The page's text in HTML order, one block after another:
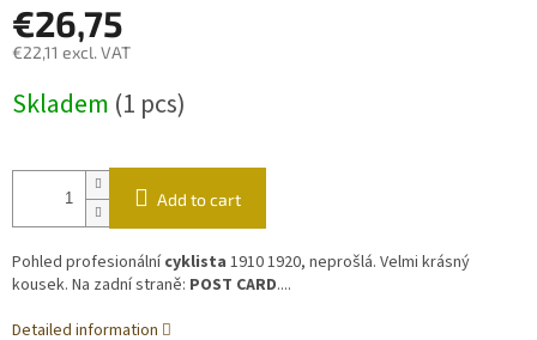
€26,75
€22,11 excl. VAT
price:
Skladem (1 pcs)
Add to cart
Pohled profesionálnícyklista 1910 1920, neprošlá. Velmi krásný
kousek. Na zadní straně: POST CARD....
Detailed information